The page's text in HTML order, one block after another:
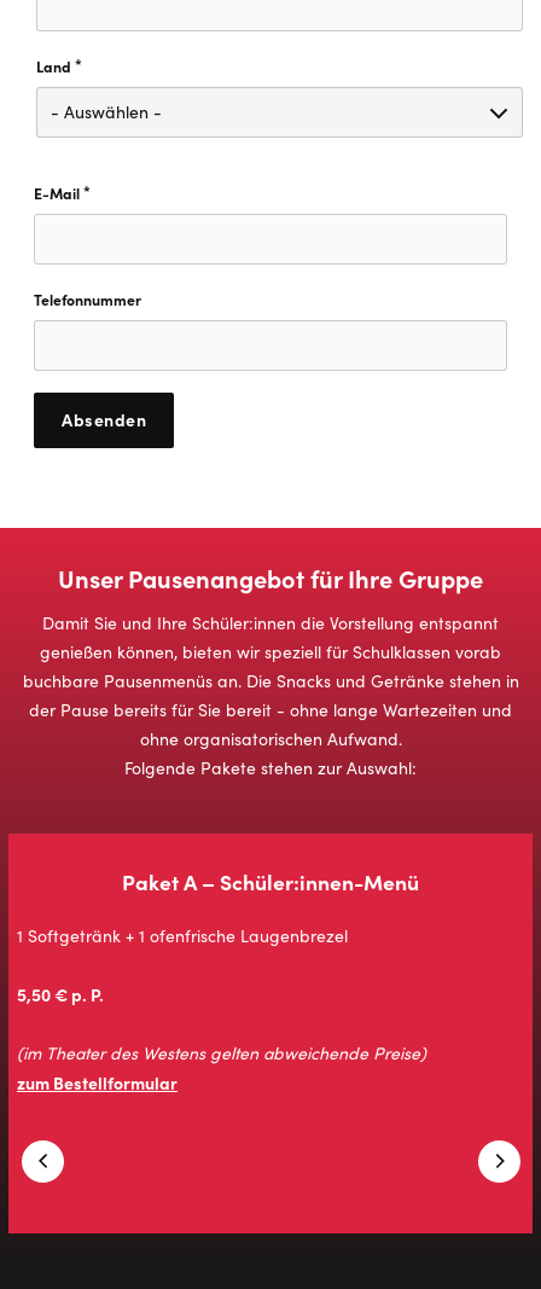
Land *
E-Mail*
Telefonnummer
Unser Pausenangebot für Ihre Gruppe
Damit Sie und Ihre Schüler:innen die Vorstellung entspannt
genießen können, bieten wir speziell für Schulklassen vorab
buchbare Pausenmenüs an. Die Snacks und Getränke stehen in
der Pause bereits für Sie bereit - ohne lange Wartezeiten und
ohne organisatorischen Aufwand.
Folgende Pakete stehen zur Auswahl:
Paket A – Schüler:innen-Menü
1 Softgetränk + 1 ofenfrische Laugenbrezel
5,50 € p. P.
(im Theater des Westens gelten abweichende Preise)
zum Bestellformular